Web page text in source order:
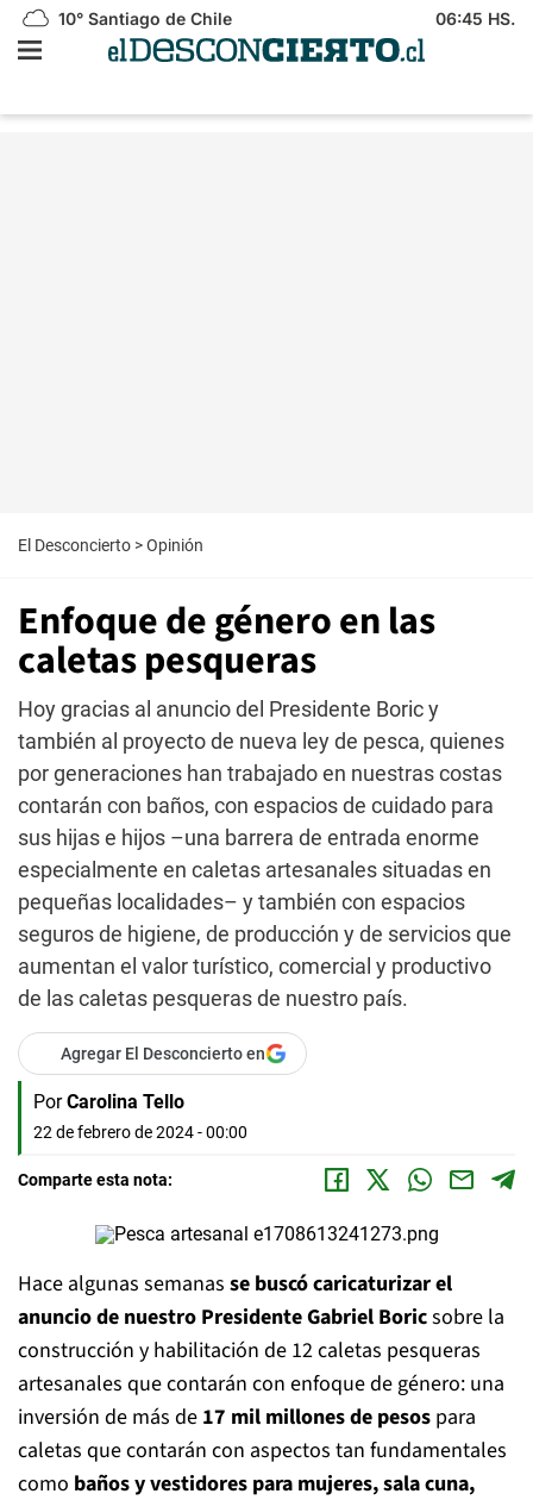
10° Santiago de Chile 06:45 HS.
El Desconcierto >Opinión
Enfoque de género en las
caletas pesqueras
Hoy gracias al anuncio del Presidente Boric y
también al proyecto de nueva ley de pesca, quienes
por generaciones han trabajado en nuestras costas
contarán con baños, con espacios de cuidado para
sus hijas e hijos –una barrera de entrada enorme
especialmente en caletas artesanales situadas en
pequeñas localidades– y también con espacios
seguros de higiene, de producción y de servicios que
aumentan el valor turístico, comercial y productivo
de las caletas pesqueras de nuestro país.
Agregar El Desconcierto en
Por Carolina Tello
22 de febrero de 2024 - 00:00
Comparte esta nota:
Hace algunas semanas se buscó caricaturizar el
anuncio de nuestro Presidente Gabriel Boricsobre la
construcción y habilitación de 12 caletas pesqueras
artesanales que contarán con enfoque de género: una
inversión de más de 17 mil millones de pesos para
caletas que contarán con aspectos tan fundamentales
como baños y vestidores para mujeres, sala cuna,